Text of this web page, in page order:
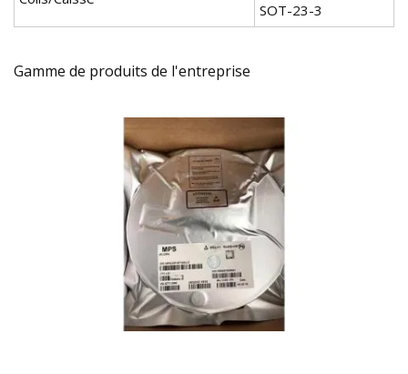
SOT-23-3
Gamme de produits de l'entreprise